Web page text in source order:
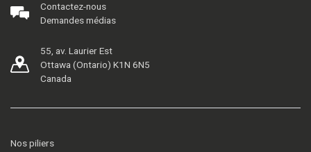
Contactez-nous
Demandes médias
55, av. Laurier Est
Ottawa (Ontario) K1N 6N5
Canada
Nos piliers